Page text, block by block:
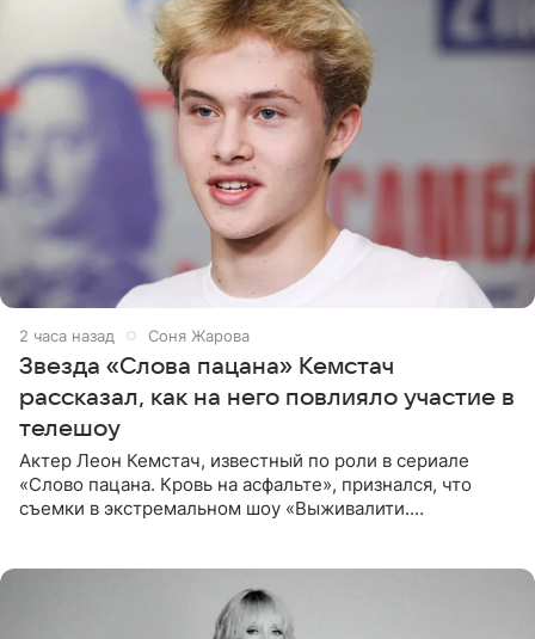
2 часа назад Соня Жарова
Звезда «Слова пацана» Кемстач
рассказал, как на него повлияло участие в
телешоу
Актер Леон Кемстач, известный по роли в сериале
«Слово пацана. Кровь на асфальте», признался, что
съемки в экстремальном шоу «Выживалити.